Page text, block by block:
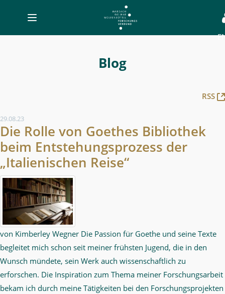
Toggle
navigation
Blog
RSS
29.08.23
Die Rolle von Goethes Bibliothek
beim Entstehungsprozess der
„Italienischen Reise“
von Kimberley Wegner Die Passion für Goethe und seine Texte
begleitet mich schon seit meiner frühsten Jugend, die in den
Wunsch mündete, sein Werk auch wissenschaftlich zu
erforschen. Die Inspiration zum Thema meiner Forschungsarbeit
bekam ich durch meine Tätigkeiten bei den Forschungsprojekten